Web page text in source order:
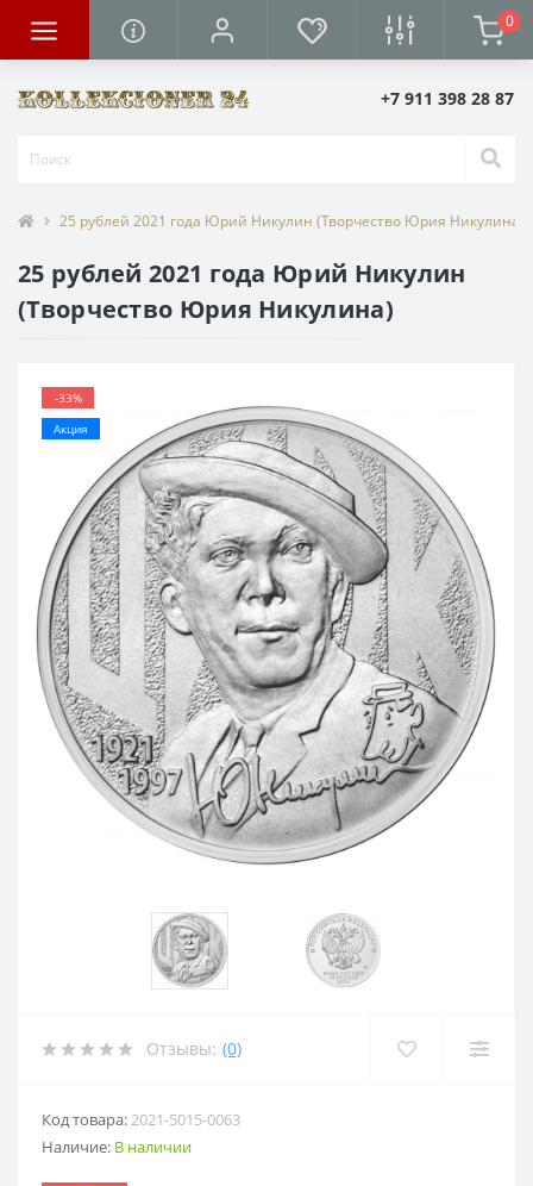
0
+7 911 398 28 87
25 рублей 2021 года Юрий Никулин (Творчество Юрия Никулина)
25 рублей 2021 года Юрий Никулин
(Творчество Юрия Никулина)
-33%
Акция
Отзывы: (0)
Код товара:2021-5015-0063
Наличие: В наличии